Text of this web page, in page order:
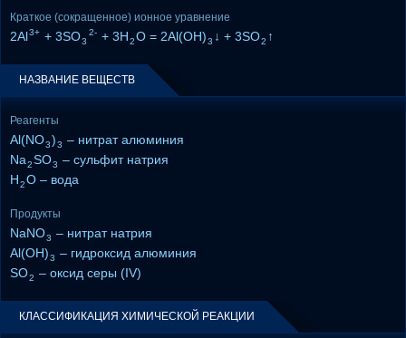
Краткое (сокращенное) ионное уравнение
2Al3+ + 3SO3
2- + 3H2O = 2Al(OH)3 ↓ + 3SO2 ↑
НАЗВАНИЕ ВЕЩЕСТВ
Реагенты
Al(NO3)3 – нитрат алюминия
Na2SO3 – сульфит натрия
H2O – вода
Продукты
NaNO3 – нитрат натрия
Al(OH)3 – гидроксид алюминия
SO2 – оксид серы (IV)
КЛАССИФИКАЦИЯ ХИМИЧЕСКОЙ РЕАКЦИИ